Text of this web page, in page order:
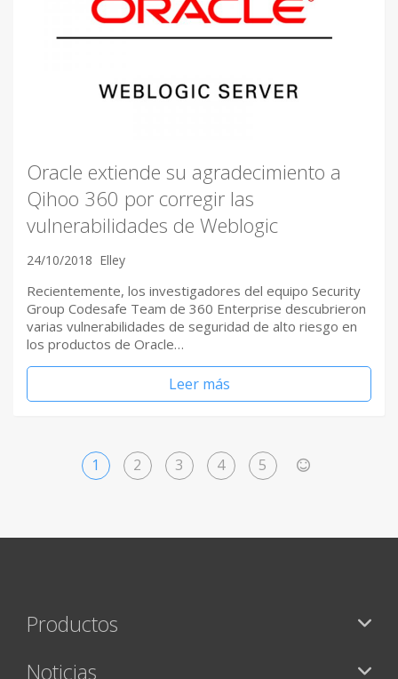
Oracle extiende su agradecimiento a
Qihoo 360 por corregir las
vulnerabilidades de Weblogic
24/10/2018 Elley
Recientemente, los investigadores del equipo Security
Group Codesafe Team de 360 Enterprise descubrieron
varias vulnerabilidades de seguridad de alto riesgo en
los productos de Oracle…
Leer más
1 2 3 4 5
Productos
Noticias